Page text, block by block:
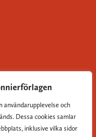
och
Dessa cookies samlar
inklusive vilka sidor